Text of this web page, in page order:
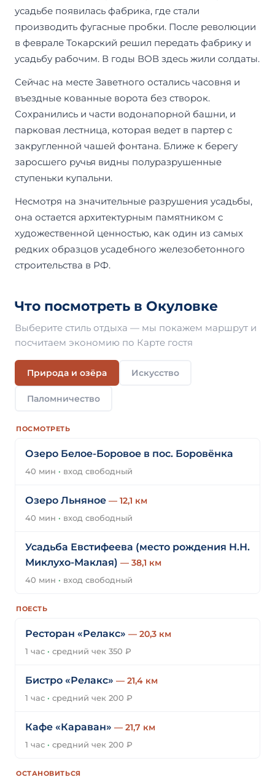
усадьбе появилась фабрика, где стали
производить фугасные пробки. После революции
в феврале Токарский решил передать фабрику и
усадьбу рабочим. В годы ВОВ здесь жили солдаты.
Сейчас на месте Заветного остались часовня и
въездные кованные ворота без створок.
Сохранились и части водонапорной башни, и
парковая лестница, которая ведет в партер с
закругленной чашей фонтана. Ближе к берегу
заросшего ручья видны полуразрушенные
ступеньки купальни.
Несмотря на значительные разрушения усадьбы,
она остается архитектурным памятником с
художественной ценностью, как один из самых
редких образцов усадебного железобетонного
строительства в РФ.
Что посмотреть в Окуловке
Выберите стиль отдыха — мы покажем маршрут и
посчитаем экономию по Карте гостя
Природа и озёра Искусство
Паломничество
ПОСМОТРЕТЬ
Озеро Белое-Боровое в пос. Боровёнка
40 мин · вход свободный
Озеро Льняное — 12,1 км
40 мин · вход свободный
Усадьба Евстифеева (место рождения Н.Н.
Миклухо-Маклая) — 38,1 км
40 мин · вход свободный
ПОЕСТЬ
Ресторан «Релакс» — 20,3 км
1 час · средний чек 350 ₽
Бистро «Релакс» — 21,4 км
1 час · средний чек 200 ₽
Кафе «Караван» — 21,7 км
1 час · средний чек 200 ₽
ОСТАНОВИТЬСЯ